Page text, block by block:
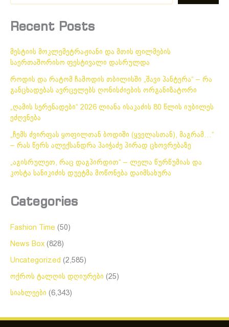
Recent Posts
მესტიის მოკლემეტრაჟიანი და მთის ფილმების
საერთაშორისო ფესტივალი დასრულდა
როდის და რატომ ჩამოდის თბილისში „შავი პანტერა“ – რა
განცხადებას ავრცელებს ღონისძიების ორგანიზატორი
„ღამის სერენადები“ 2026 ლიანა ისაკაძის 80 წლის იუბილეს
ეძღვნება
„ჩემს ძვირფას ყოფილთან ბოდიში (ყველასთან), მაგრამ…“
– რას წერს ალექსანდრა პაიჭაძე პირად ცხოვრებაზე
„აგისრულეთ, რაც დაგპირდით“ – ლელა წურწუმიას და
კოსტა სანიკიძის დუეტმა მოწონება დაიმსახურა
Categories
Fashion Time (50)
News Box (828)
Uncategorized (2,585)
ოქროს ტალღის დღიურები (25)
სიახლეები (6,343)